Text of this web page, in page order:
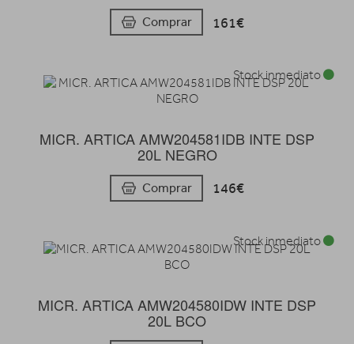
Comprar 161€
MICR. ARTICA AMW204581IDB INTE DSP
20L NEGRO
Comprar 146€
Stock inmediato
MICR. ARTICA AMW204580IDW INTE DSP
20L BCO
Stock inmediato